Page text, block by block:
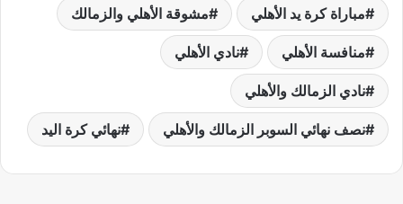
مباراة كرة يد الأهلي مشوقة الأهلي والزمالك
منافسة الأهلي نادي الأهلي
نادي الزمالك والأهلي
نصف نهائي السوبر الزمالك والأهلي نهائي كرة اليد